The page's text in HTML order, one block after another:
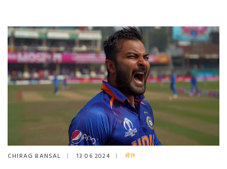
CHIRAG BANSAL 13 06 2024 खेल